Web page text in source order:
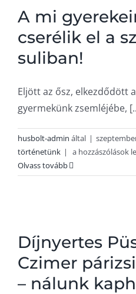
A
A mi
cserélik el a
suliban!
Eljött az ősz, elkezdődött
gyermekünk zsemléjébe,
husbolt-admin által |
történetünk |
A
mi
gyerekeink
a
szenyájukat
suliban!
a hozzászólások
Olvass tovább
Díjnyertes
Czimer
– nálunk